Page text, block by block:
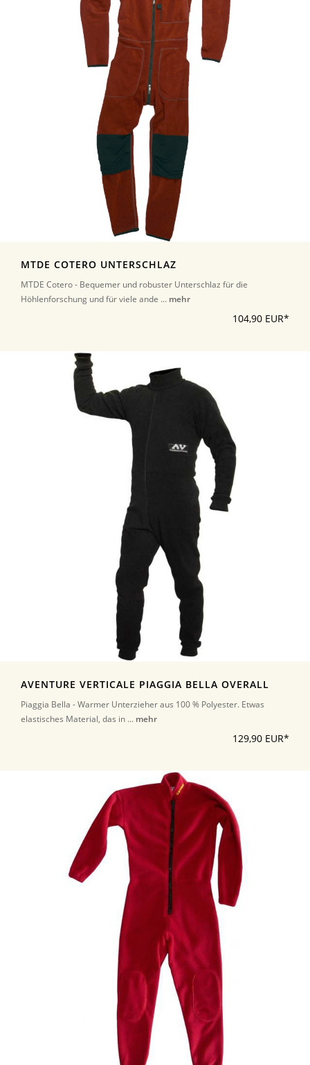
MTDE COTERO UNTERSCHLAZ
MTDE Cotero - Bequemer und robuster Unterschlaz für die
Höhlenforschung und für viele ande ... mehr
104,90 EUR*
AVENTURE VERTICALE PIAGGIA BELLA OVERALL
Piaggia Bella - Warmer Unterzieher aus 100 % Polyester. Etwas
elastisches Material, das in ... mehr
129,90 EUR*